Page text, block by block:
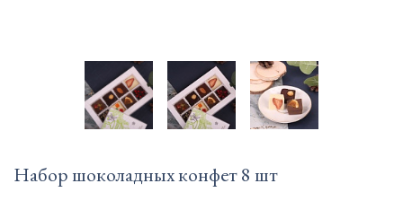
Набор шоколадных конфет 8 шт